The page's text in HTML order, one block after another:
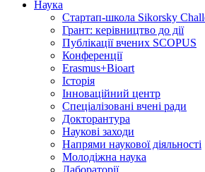
Наука
Стартап-школа Sikorsky
Грант: керівництво до дії
Публікації вчених SCOPUS
Конференції
Erasmus+Bioart
Історія
Інноваційний центр
Спеціалізовані вчені ради
Докторантура
Наукові заходи
Напрями наукової діяльності
Молодіжна наука
Лабораторії